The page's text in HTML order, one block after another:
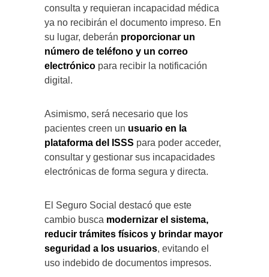
consulta y requieran incapacidad médica
ya no recibirán el documento impreso. En
su lugar, deberán proporcionar un
número de teléfono y un correo
electrónico para recibir la notificación
digital.
Asimismo, será necesario que los
pacientes creen un usuario en la
plataforma del ISSS para poder acceder,
consultar y gestionar sus incapacidades
electrónicas de forma segura y directa.
El Seguro Social destacó que este
cambio busca modernizar el sistema,
reducir trámites físicos y brindar mayor
seguridad a los usuarios, evitando el
uso indebido de documentos impresos.